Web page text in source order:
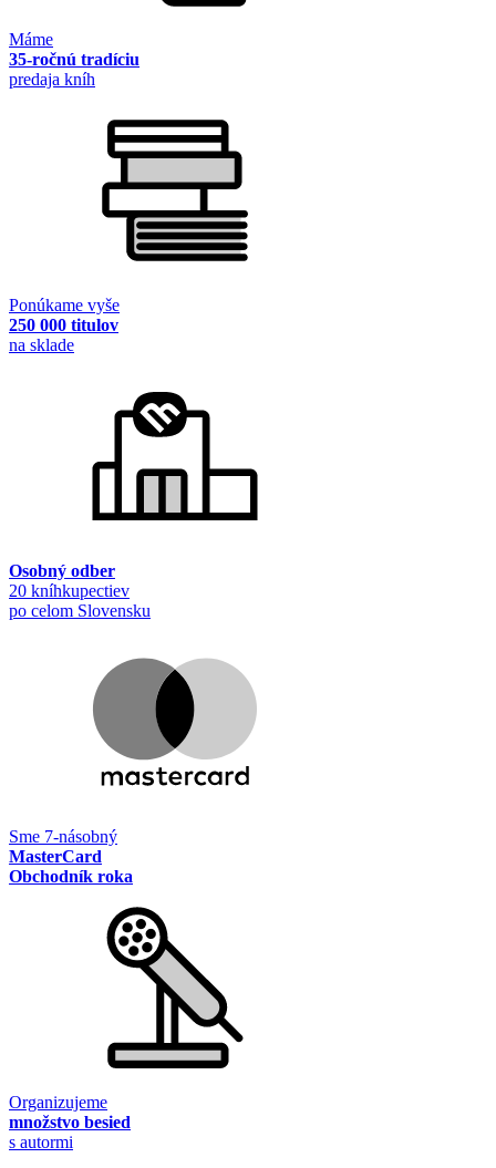
Máme
35-ročnú tradíciu
predaja kníh
Ponúkame vyše
250 000 titulov
na sklade
Osobný odber
20 kníhkupectiev
po celom Slovensku
Sme 7-násobný
MasterCard
Obchodník roka
Organizujeme
množstvo besied
s autormi